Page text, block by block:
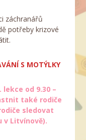
záchranářů
potřeby krizové
S MOTÝLKY
lekce od 9.30 –
také rodiče
sledovat
v Litvínově).